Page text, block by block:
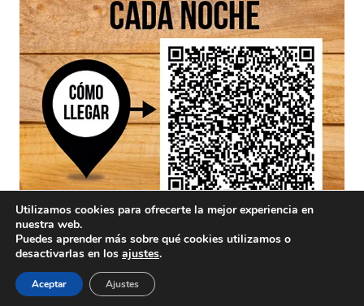
Aviso Legal/ Divinamente Creativos © 2025
Utilizamos cookies para ofrecerte la mejor experiencia en
nuestra web.
Puedes aprender más sobre qué cookies utilizamos o
desactivarlas en los ajustes.
Aceptar Ajustes